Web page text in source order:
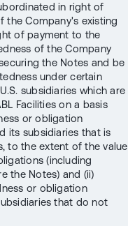
in right of
the Company's existing
of payment to the
of the Company
the Notes and be
under certain
subsidiaries which are
Facilities on a basis
or obligation
its subsidiaries that is
to the extent of the value
(including
the Notes) and (ii)
or obligation
that do not